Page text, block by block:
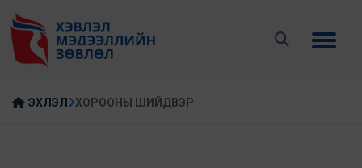
ЭХЛЭЛ ХОРООНЫ ШИЙДВЭР